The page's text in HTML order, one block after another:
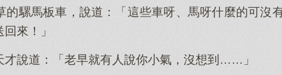
的騾馬板車，說道：「這些車呀、馬呀什麼的可沒
來！」
才說道：「老早就有人說你小氣，沒想到……」